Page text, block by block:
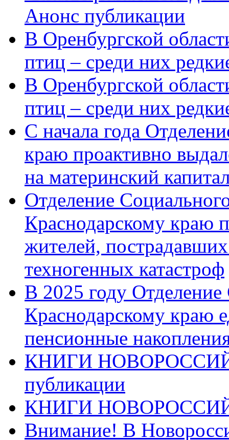
Анонс публикации
В Оренбургской
птиц – среди них
В Оренбургской
птиц – среди них
С начала года
краю проактивно
на материнский
Отделение
Краснодарскому краю
жителей,
техногенных катастроф
В 2025 году
Краснодарскому краю
пенсионные
КНИГИ
публикации
КНИГИ
Внимание! В